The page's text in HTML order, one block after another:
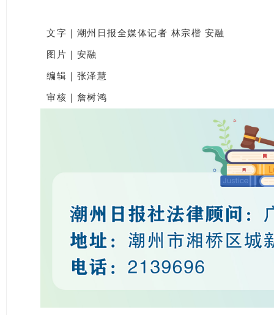
文字｜潮州日报全媒体记者 林宗楷 安融
图片｜安融
编辑｜张泽慧
审核｜詹树鸿